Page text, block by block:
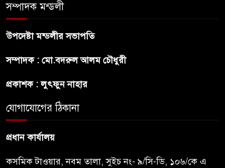
ট্রাম্পের ৪০ কোটি ডলারের ‘বলরুম
সম্পাদক মন্ডলী
উপদেষ্টা মন্ডলীর সভাপতি
সম্পাদক : মো.বদরুল আলম চৌধুরী
প্রকাশক : লুৎফুন নাহার
যোগাযোগের ঠিকানা
প্রধান কার্যালয়
কসমিক টাওয়ার, নবম তালা, সুইচ নং- ৯/সি-ডি, ১০৬/কে এ